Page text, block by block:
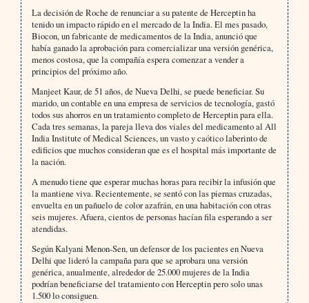
La decisión de Roche de renunciar a su patente de Herceptin ha
tenido un impacto rápido en el mercado de la India. El mes pasado,
Biocon, un fabricante de medicamentos de la India, anunció que
había ganado la aprobación para comercializar una versión genérica,
menos costosa, que la compañía espera comenzar a vender a
principios del próximo año.
Manjeet Kaur, de 51 años, de Nueva Delhi, se puede beneficiar. Su
marido, un contable en una empresa de servicios de tecnología, gastó
todos sus ahorros en un tratamiento completo de Herceptin para ella.
Cada tres semanas, la pareja lleva dos viales del medicamento al All
India Institute of Medical Sciences, un vasto y caótico laberinto de
edificios que muchos consideran que es el hospital más importante de
la nación.
A menudo tiene que esperar muchas horas para recibir la infusión que
la mantiene viva. Recientemente, se sentó con las piernas cruzadas,
envuelta en un pañuelo de color azafrán, en una habitación con otras
seis mujeres. Afuera, cientos de personas hacían fila esperando a ser
atendidas.
Según Kalyani Menon-Sen, un defensor de los pacientes en Nueva
Delhi que lideró la campaña para que se aprobara una versión
genérica, anualmente, alrededor de 25.000 mujeres de la India
podrían beneficiarse del tratamiento con Herceptin pero solo unas
1.500 lo consiguen.